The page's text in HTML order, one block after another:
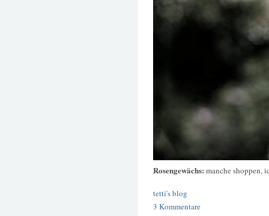
Rosengewächs: manche shoppen,
tetti's blog
3 Kommentare